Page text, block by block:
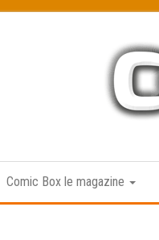
Comic Box le magazine